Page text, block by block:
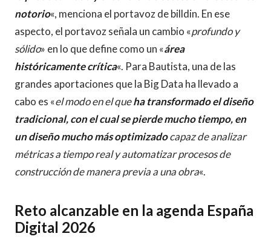
notorio«, menciona el portavoz de billdin. En ese
aspecto, el portavoz señala un cambio «profundo y
sólido» en lo que define como un «área
históricamente crítica«. Para Bautista, una de las
grandes aportaciones que la Big Data ha llevado a
cabo es «el modo en el queha transformado el diseño
tradicional, con el cual se pierde mucho tiempo, en
un diseño mucho más optimizadocapaz de analizar
métricas a tiempo real y automatizar procesos de
construcción de manera previa a una obra«.
Reto alcanzable en la agenda España
Digital 2026